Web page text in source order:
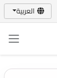
العربية